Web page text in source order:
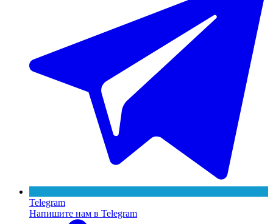
Telegram
Напишите нам в Telegram